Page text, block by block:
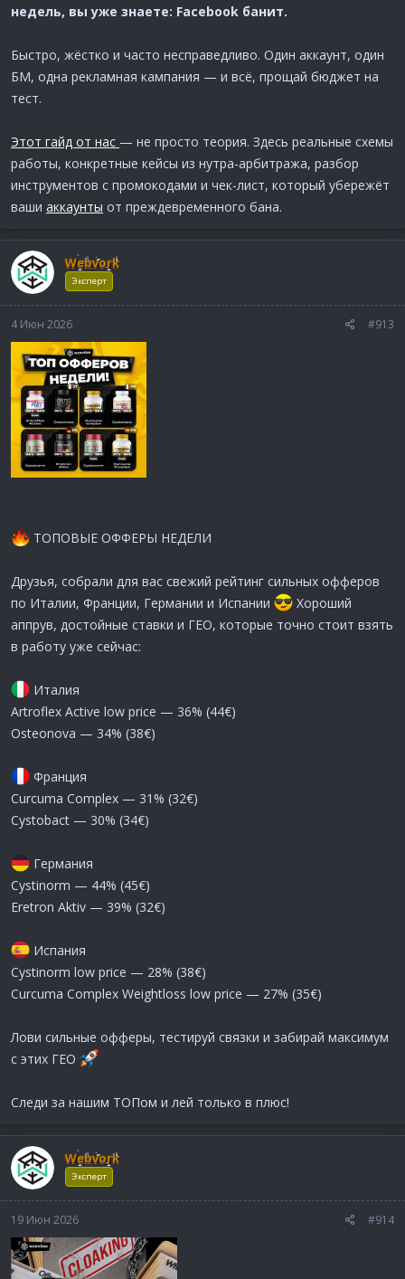
недель, вы уже знаете: Facebook банит.
Быстро, жёстко и часто несправедливо. Один аккаунт, один
БМ, одна рекламная кампания — и всё, прощай бюджет на
тест.
Этот гайд от нас — не просто теория. Здесь реальные схемы
работы, конкретные кейсы из нутра-арбитража, разбор
инструментов с промокодами и чек-лист, который убережёт
ваши аккаунты от преждевременного бана.
Webvork
Эксперт
4 Июн 2026 #913
ТОПОВЫЕ ОФФЕРЫ НЕДЕЛИ
Друзья, собрали для вас свежий рейтинг сильных офферов
по Италии, Франции, Германии и Испании
Хороший
аппрув, достойные ставки и ГЕО, которые точно стоит взять
в работу уже сейчас:
Италия
Artroflex Active low price — 36% (44€)
Osteonova — 34% (38€)
Франция
Curcuma Complex — 31% (32€)
Cystobact — 30% (34€)
Германия
Cystinorm — 44% (45€)
Eretron Aktiv — 39% (32€)
Испания
Cystinorm low price — 28% (38€)
Curcuma Complex Weightloss low price — 27% (35€)
Лови сильные офферы, тестируй связки и забирай максимум
с этих ГЕО
Следи за нашим ТОПом и лей только в плюс!
Webvork
Эксперт
19 Июн 2026 #914